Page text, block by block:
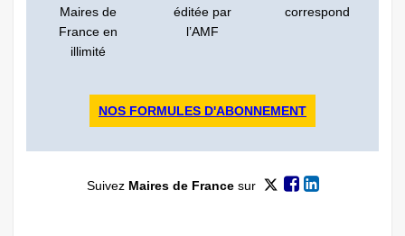
Maires de
France en
illimité
éditée par
l’AMF
correspond
NOS FORMULES D'ABONNEMENT
Suivez Maires de Francesur